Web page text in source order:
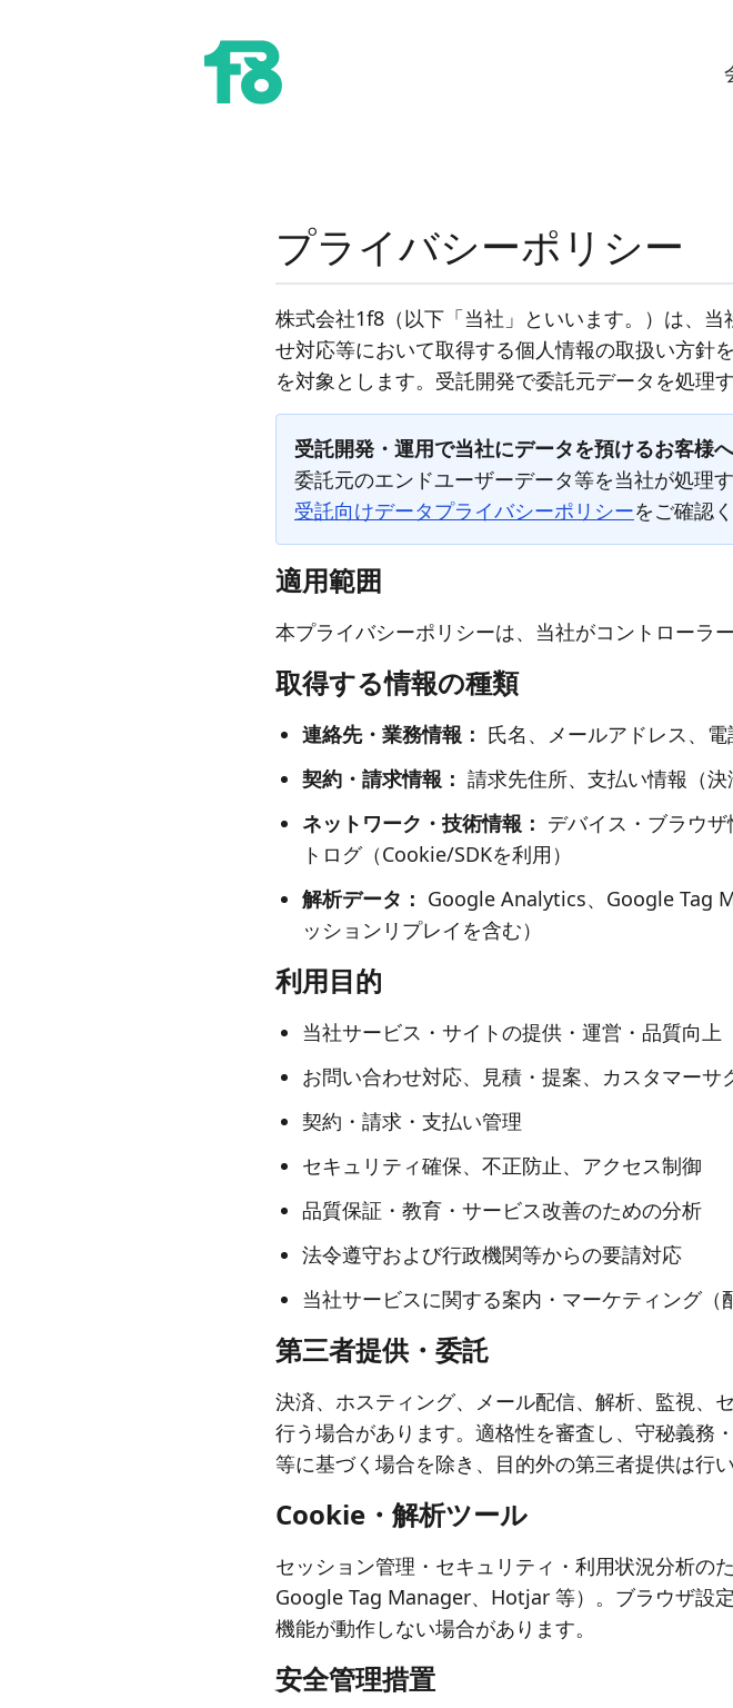
プライバシーポリシー
株式会社1f8（以下「当社」といいます。）は、
せ対応等において取得する個人情報の取扱い方針
を対象とします。受託開発で委託元データを処理
受託開発・運用で当社にデータを預けるお客様へ
委託元のエンドユーザーデータ等を当社が処理す
受託向けデータプライバシーポリシーをご確認
適用範囲
本プライバシーポリシーは、当社がコントローラ
取得する情報の種類
連絡先・業務情報： 氏名、メールアドレス、
契約・請求情報： 請求先住所、支払い情報（
ネットワーク・技術情報： デバイス・ブラウ
トログ（Cookie/SDKを利用）
解析データ： Google Analytics、Google Tag
ッションリプレイを含む）
利用目的
当社サービス・サイトの提供・運営・品質向上
お問い合わせ対応、見積・提案、カスタマーサ
契約・請求・支払い管理
セキュリティ確保、不正防止、アクセス制御
品質保証・教育・サービス改善のための分析
法令遵守および行政機関等からの要請対応
当社サービスに関する案内・マーケティング（
第三者提供・委託
決済、ホスティング、メール配信、解析、監視、
行う場合があります。適格性を審査し、守秘義務
等に基づく場合を除き、目的外の第三者提供は行い
Cookie・解析ツール
セッション管理・セキュリティ・利用状況分析の
Google Tag Manager、Hotjar 等）。ブラウザ設
機能が動作しない場合があります。
安全管理措置